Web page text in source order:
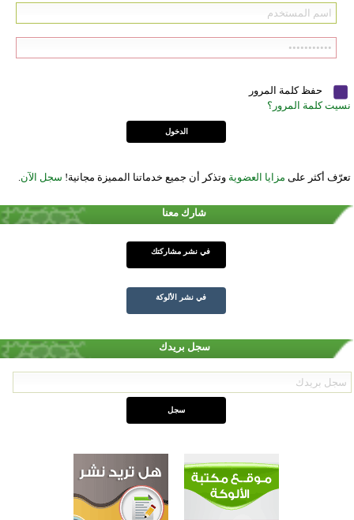
حفظ كلمة المرور
نسيت كلمة المرور؟
تعرّف أكثر على مزايا العضوية وتذكر أن جميع خدماتنا المميزة مجانية! سجل الآن
شارك معنا
في نشر مشاركتك
في نشر الألوكة
سجل بريدك